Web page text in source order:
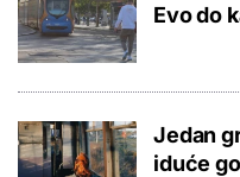
Evo do
Jedan
iduće